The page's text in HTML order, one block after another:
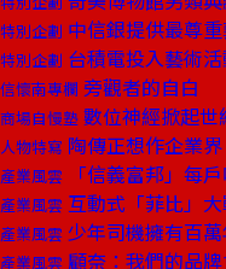
特別企劃 中信銀提供最尊
特別企劃 台積電投入藝術
信懷南專欄 旁觀者的自白
商場自慢塾 數位神經掀起
人物特寫 陶傳正想作企業界
產業風雲 「信義富邦」每
產業風雲 互動式「菲比」
產業風雲 少年司機擁有百
產業風雲 顧奈：我們的品